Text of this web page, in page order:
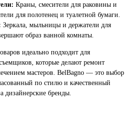
Краны, смесители для раковины и
для полотенец и туалетной бумаги.
Зеркала, мыльницы и держатели для
образ ванной комнаты.
идеально подходит для
которые делают ремонт
мастеров. BelBagno — это выбор
по стилю и качественный
дизайнерские бренды.